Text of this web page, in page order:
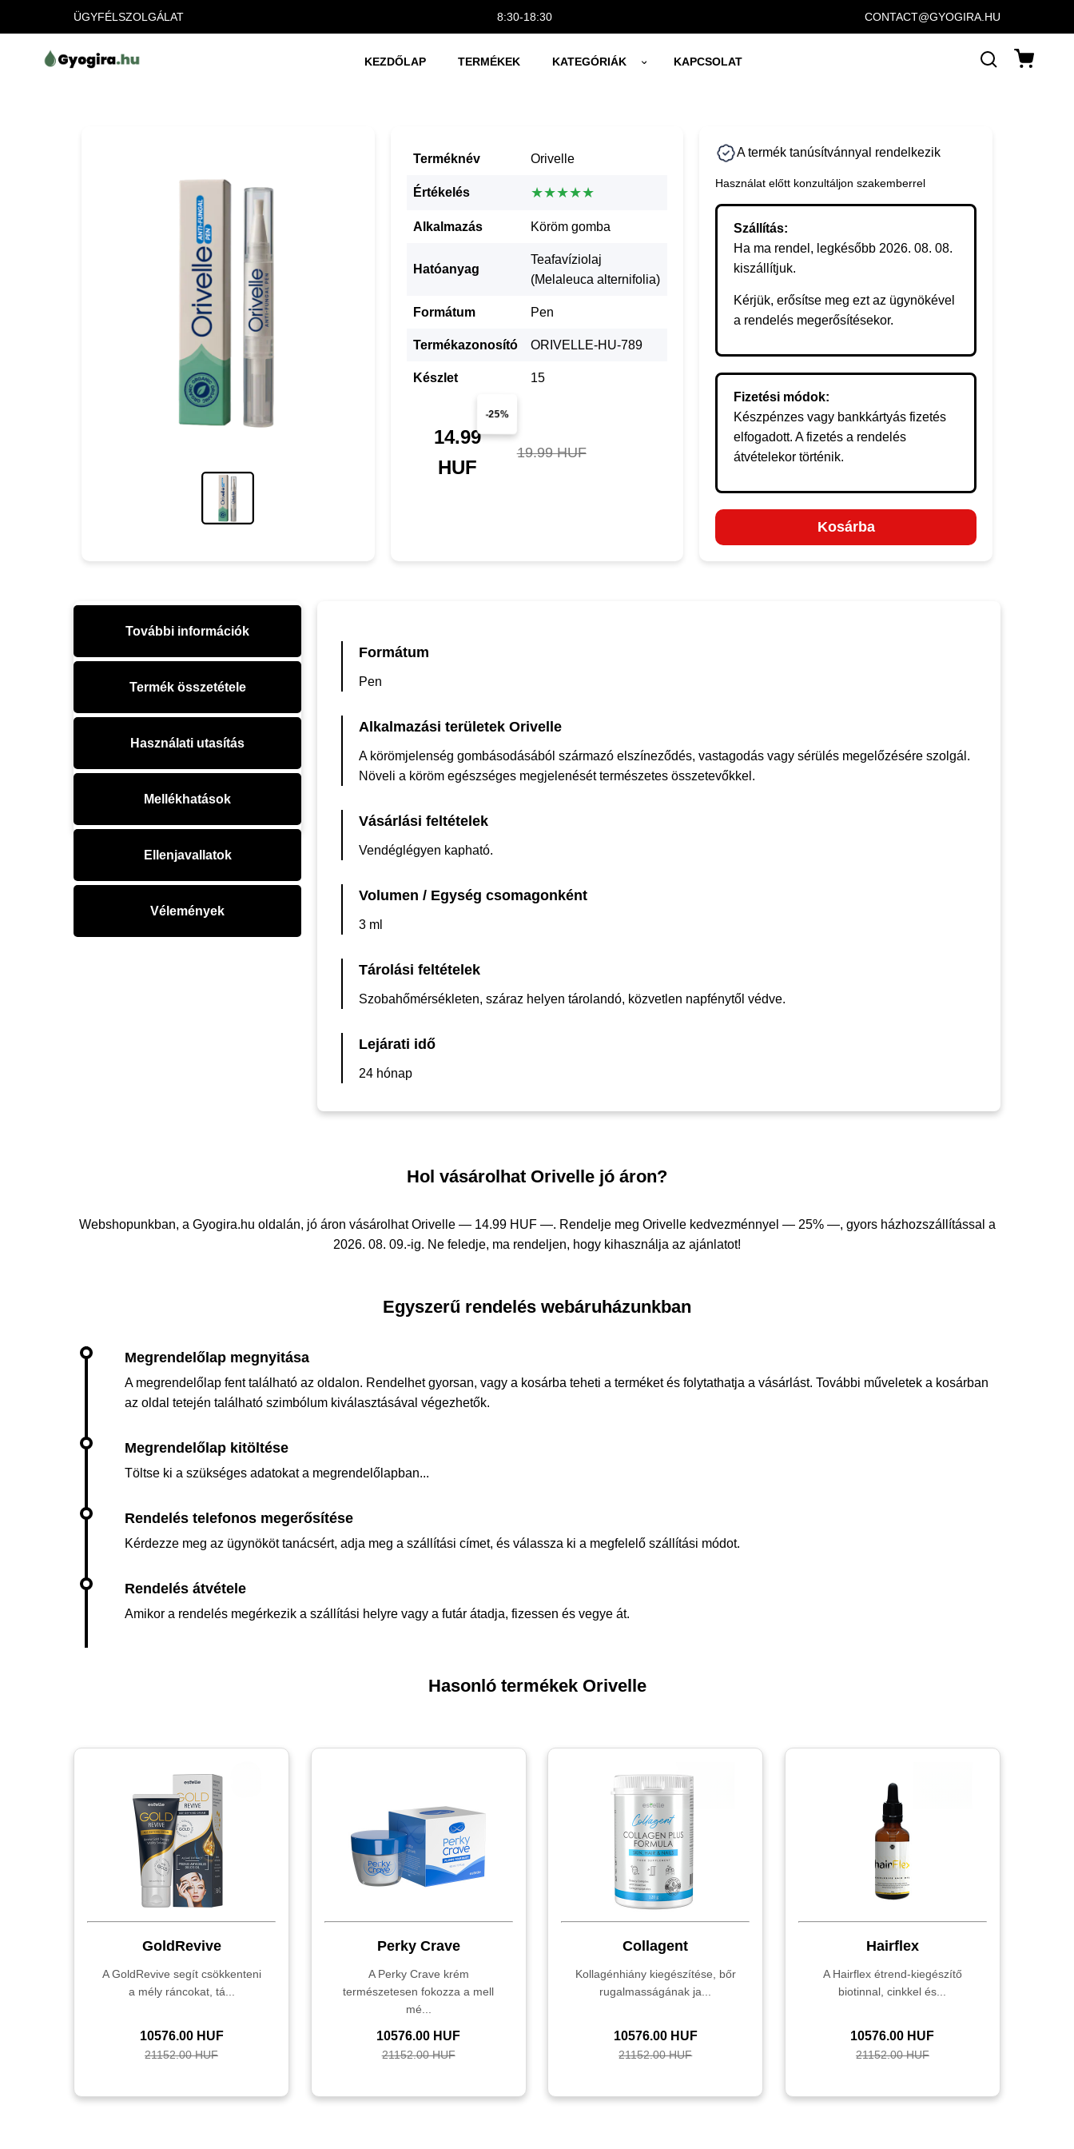
ÜGYFÉLSZOLGÁLAT 8:30-18:30 CONTACT@GYOGIRA.HU
KEZDŐLAP TERMÉKEK KATEGÓRIÁK KAPCSOLAT
Terméknév Orivelle
Értékelés ★★★★★
Alkalmazás Köröm gomba
Hatóanyag
Teafavíziolaj
(Melaleuca alternifolia)
Formátum Pen
Termékazonosító ORIVELLE-HU-789
Készlet 15
-25%
14.99
HUF
19.99 HUF
A termék tanúsítvánnyal rendelkezik
Használat előtt konzultáljon szakemberrel
Szállítás:
Ha ma rendel, legkésőbb 2026. 08. 08.
kiszállítjuk.
Kérjük, erősítse meg ezt az ügynökével
a rendelés megerősítésekor.
Fizetési módok:
Készpénzes vagy bankkártyás fizetés
elfogadott. A fizetés a rendelés
átvételekor történik.
Kosárba
További információk
Termék összetétele
Használati utasítás
Mellékhatások
Ellenjavallatok
Vélemények
Formátum
Pen
Alkalmazási területek Orivelle
A körömjelenség gombásodásából származó elszíneződés, vastagodás vagy sérülés megelőzésére szolgál.
Növeli a köröm egészséges megjelenését természetes összetevőkkel.
Vásárlási feltételek
Vendéglégyen kapható.
Volumen / Egység csomagonként
3 ml
Tárolási feltételek
Szobahőmérsékleten, száraz helyen tárolandó, közvetlen napfénytől védve.
Lejárati idő
24 hónap
Hol vásárolhat Orivelle jó áron?
Webshopunkban, a Gyogira.hu oldalán, jó áron vásárolhat Orivelle — 14.99 HUF —. Rendelje meg Orivelle kedvezménnyel — 25% —, gyors házhozszállítással a
2026. 08. 09.-ig. Ne feledje, ma rendeljen, hogy kihasználja az ajánlatot!
Egyszerű rendelés webáruházunkban
A megrendelőlap fent található az oldalon. Rendelhet gyorsan, vagy a kosárba teheti a terméket és folytathatja a vásárlást. További műveletek a kosárban
az oldal tetején található szimbólum kiválasztásával végezhetők.
Töltse ki a szükséges adatokat a megrendelőlapban...
Kérdezze meg az ügynököt tanácsért, adja meg a szállítási címet, és válassza ki a megfelelő szállítási módot.
Amikor a rendelés megérkezik a szállítási helyre vagy a futár átadja, fizessen és vegye át.
Hasonló termékek Orivelle
GoldRevive
A GoldRevive segít csökkenteni
a mély ráncokat, tá...
10576.00 HUF
21152.00 HUF
Perky Crave
A Perky Crave krém
természetesen fokozza a mell
mé...
10576.00 HUF
21152.00 HUF
Collagent
Kollagénhiány kiegészítése, bőr
rugalmasságának ja...
10576.00 HUF
21152.00 HUF
Hairflex
A Hairflex étrend-kiegészítő
biotinnal, cinkkel és...
10576.00 HUF
21152.00 HUF